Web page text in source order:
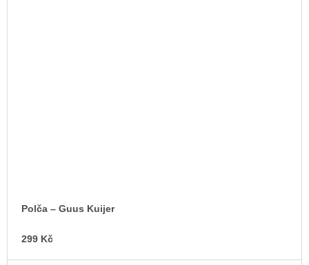
Polča – Guus Kuijer
299 Kč